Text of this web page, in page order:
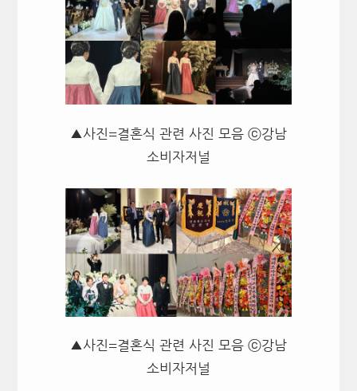
▲사진=결혼식 관련 사진 모음 ⓒ강남
소비자저널
▲사진=결혼식 관련 사진 모음 ⓒ강남
소비자저널